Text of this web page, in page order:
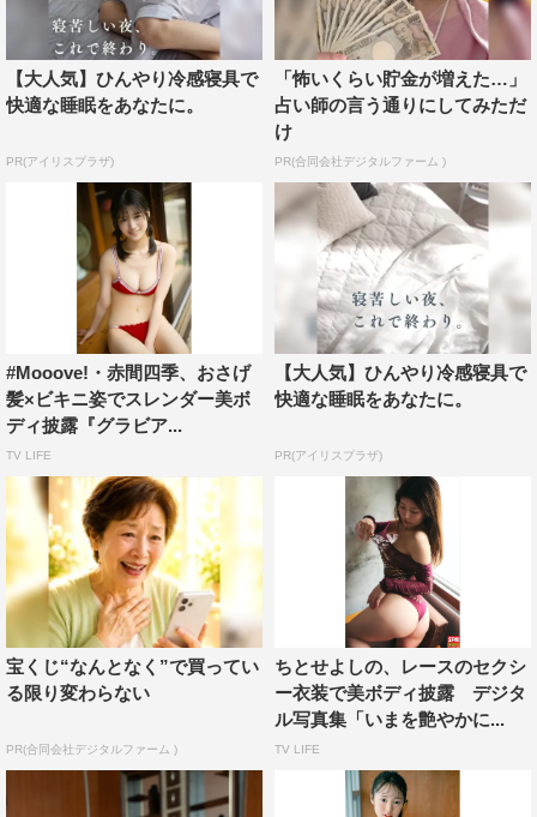
【大人気】ひんやり冷感寝具で
快適な睡眠をあなたに。
PR(アイリスプラザ)
「怖いくらい貯金が増えた…」
占い師の言う通りにしてみただ
け
PR(合同会社デジタルファーム )
#Mooove!・赤間四季、おさげ
髪×ビキニ姿でスレンダー美ボ
ディ披露『グラビア...
TV LIFE
【大人気】ひんやり冷感寝具で
快適な睡眠をあなたに。
PR(アイリスプラザ)
宝くじ“なんとなく”で買ってい
る限り変わらない
PR(合同会社デジタルファーム )
ちとせよしの、レースのセクシ
ー衣装で美ボディ披露 デジタ
ル写真集「いまを艶やかに...
TV LIFE